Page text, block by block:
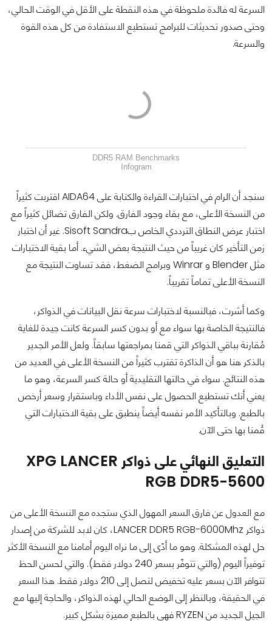
السرعة له فائدة ملحوظة في هذه النقطة على الأقل في الوقت الحالي،
وحتى صدور تحديثات للبرامج تستطيع الاستفادة من كل هذه القوة
والسرعة.
DDR5 RAM Benchmarks
Infogram
سنجد أن الرام في اختبارات القراءة والكتابة على AIDA64 اقتربت كثيراً
من النسخة الأعلى، مع بقاء وجود الفارق. ولكن الفارق تضائل كثيراً مع
اختبار عرض النطاق الترددي الخاص بSisoft Sandra. غير أن اختبار
زمن التأخير كان غريباً من حيث النتيجة بعض الشيء. أما بقية الاختبارات
مثل Blender و Winrar وبرامج الضغط، فقد تساوت النتيجة مع
النسخة الأعلى تماماً تقريباً.
وكما أشرت، فبالنسبة لاختبارات سرعة نقل البيانات في الذواكر،
فالنتيجة الخاصة بها سواء مع أو بدون كسر السرعة كانت جيدة للغاية
مُقارنة بباقي الذواكر التي قمنا بمراجعتها سابقاً. ولعل الأمر الجدير
بالذكر هنا هو أن الذاكرة تقترب كثيراً من النسخة الأعلى في العديد من
هذه النتائج. سواء في حالتها التقليدية أو حالة كسر السرعة، وهو ما
يعني أنك تستطيع الحصول على نفس الأداء وباستقرار وسعر أرخص
بالطبع. وبالتأكيد الأمر نفسه أيضاً ينطبق على بقية الاختبارات التي
قُمنا بها حتى الآن.
التعليق النهائي على ذواكر XPG LANCER
RGB DDR5-5600
مع العدول عن فارق السعر المهول الذي ستجده مع النسخة الأعلى من
ذواكر LANCER DDR5 RGB-6000Mhz، كان لابد للشركة من إصدار
حل لهذه المشكلة. وهو ما أدّى إلى ما نراه اليوم أمامنا مع النسخة الأكثر
توفيراً اليوم (والتي تتوفّر بسعر 240 دولار فقط). والتي لحسن الحظ
تتوافر الآن بسعر عليه تخفيض لتصل إلى 210 دولار فقط. هذا السعر
في الحقيقة، وبالنظر إلى الوضع الحالي لهذه الذواكر، والحاجة إليها مع
الجيل الجديد من RYZEN فهي بالطبع مميزة بشكل كبير.